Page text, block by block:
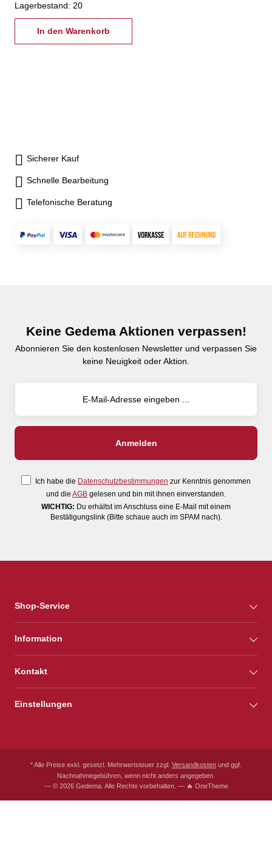
Lagerbestand: 20
In den Warenkorb
Sicherer Kauf
Schnelle Bearbeitung
Telefonische Beratung
Keine Gedema Aktionen verpassen!
Abonnieren Sie den kostenlosen Newsletter und verpassen Sie
keine Neuigkeit oder Aktion.
Ich habe die Datenschutzbestimmungen zur Kenntnis genommen
und die AGB gelesen und bin mit ihnen einverstanden.
WICHTIG: Du erhältst im Anschluss eine E-Mail mit einem
Bestätigungslink (Bitte schaue auch im SPAM nach).
Shop-Service
Information
Kontakt
Einstellungen
* Alle Preise exkl. gesetzl. Mehrwertsteuer zzgl. Versandkosten und ggf.
Nachnahmegebühren, wenn nicht anders angegeben.
— © 2026 Gedema. Alle Rechte vorbehalten. — 🔥 OneTheme